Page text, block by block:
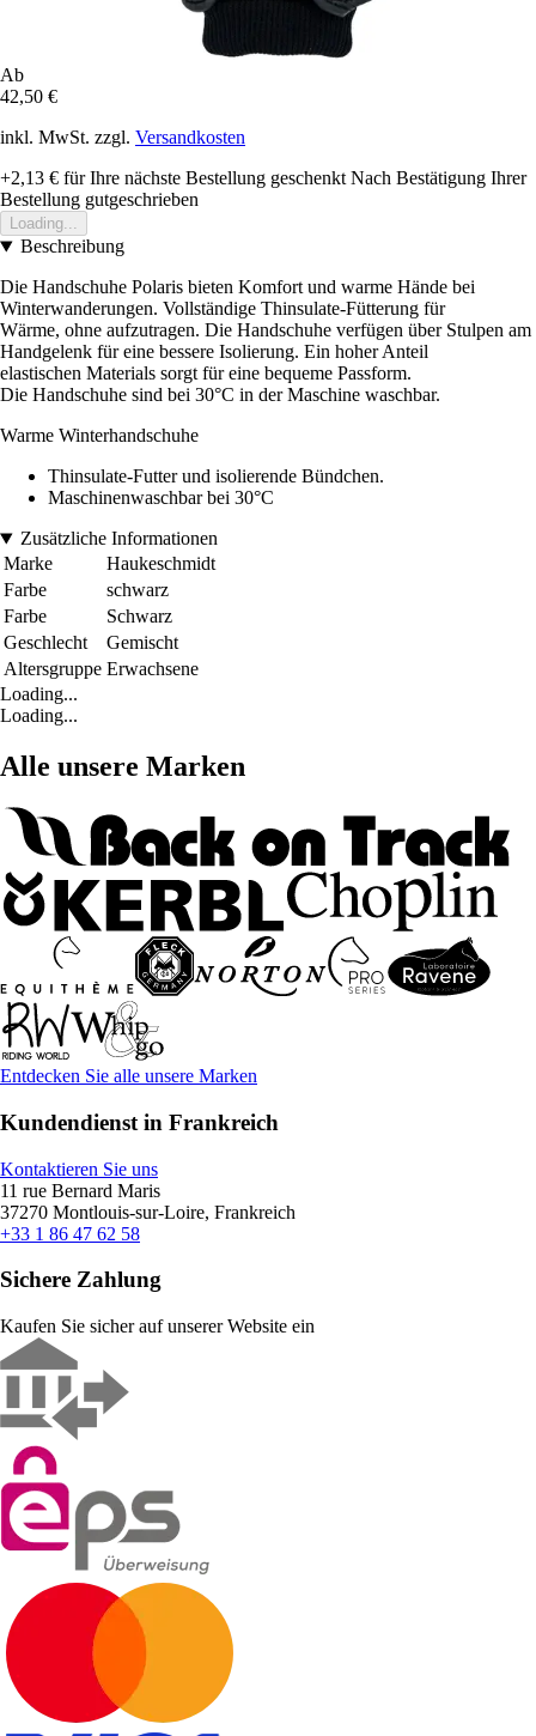
Ab
42,50 €
inkl. MwSt. zzgl. Versandkosten
+2,13 € für Ihre nächste Bestellung geschenkt Nach Bestätigung Ihrer
Bestellung gutgeschrieben
Loading...
Beschreibung
Die Handschuhe Polaris bieten Komfort und warme Hände bei
Winterwanderungen. Vollständige Thinsulate-Fütterung für
Wärme, ohne aufzutragen. Die Handschuhe verfügen über Stulpen am
Handgelenk für eine bessere Isolierung. Ein hoher Anteil
elastischen Materials sorgt für eine bequeme Passform.
Die Handschuhe sind bei 30°C in der Maschine waschbar.
Warme Winterhandschuhe
Thinsulate-Futter und isolierende Bündchen.
Maschinenwaschbar bei 30°C
Zusätzliche Informationen
Marke
Haukeschmidt
Farbe
schwarz
Farbe
Schwarz
Geschlecht
Gemischt
Altersgruppe Erwachsene
Loading...
Loading...
Alle unsere Marken
Entdecken Sie alle unsere Marken
Kundendienst in Frankreich
Kontaktieren Sie uns
11 rue Bernard Maris
37270 Montlouis-sur-Loire, Frankreich
+33 1 86 47 62 58
Sichere Zahlung
Kaufen Sie sicher auf unserer Website ein